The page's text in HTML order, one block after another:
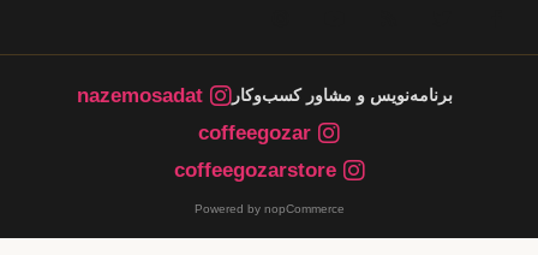
برنامه‌نویس و مشاور کسب‌وکار
nazemosadat
coffeegozar
coffeegozarstore
Powered by nopCommerce